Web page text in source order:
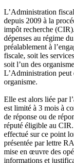
L’Administration
depuis 2009 à la
impôt recherche
dépenses au régime
préalablement à
fiscale, soit les
soit l’un des
L’Administration peut
organisme.
Elle est alors liée par
est limité à 3 mois à
de réponse ou de
réputé éligible au
effectué sur ce point
présentée par lettre
mise en œuvre des
informations et